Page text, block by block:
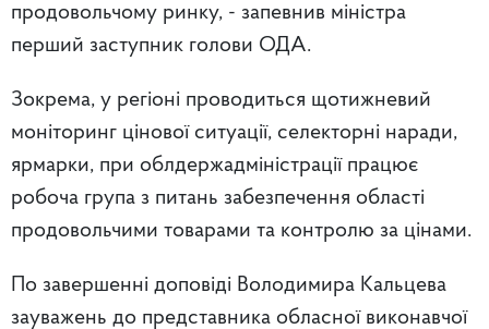
продовольчому ринку, - запевнив міністра
перший заступник голови ОДА.
Зокрема, у регіоні проводиться щотижневий
моніторинг цінової ситуації, селекторні наради,
ярмарки, при облдержадміністрації працює
робоча група з питань забезпечення області
продовольчими товарами та контролю за цінами.
По завершенні доповіді Володимира Кальцева
зауважень до представника обласної виконавчої